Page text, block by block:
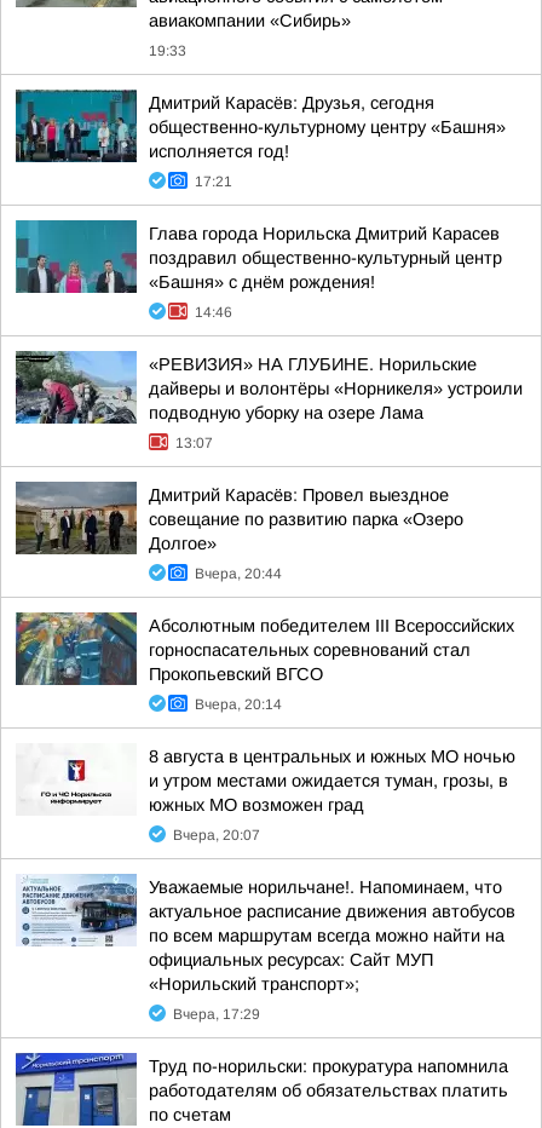
авиакомпании «Сибирь»
19:33
Дмитрий Карасёв: Друзья, сегодня
общественно-культурному центру «Башня»
исполняется год!
17:21
Глава города Норильска Дмитрий Карасев
поздравил общественно-культурный центр
«Башня» с днём рождения!
14:46
«РЕВИЗИЯ» НА ГЛУБИНЕ. Норильские
дайверы и волонтёры «Норникеля» устроили
подводную уборку на озере Лама
13:07
Дмитрий Карасёв: Провел выездное
совещание по развитию парка «Озеро
Долгое»
Вчера, 20:44
Абсолютным победителем III Всероссийских
горноспасательных соревнований стал
Прокопьевский ВГСО
Вчера, 20:14
8 августа в центральных и южных МО ночью
и утром местами ожидается туман, грозы, в
южных МО возможен град
Вчера, 20:07
Уважаемые норильчане!. Напоминаем, что
актуальное расписание движения автобусов
по всем маршрутам всегда можно найти на
официальных ресурсах: Сайт МУП
«Норильский транспорт»;
Вчера, 17:29
Труд по-норильски: прокуратура напомнила
работодателям об обязательствах платить
по счетам